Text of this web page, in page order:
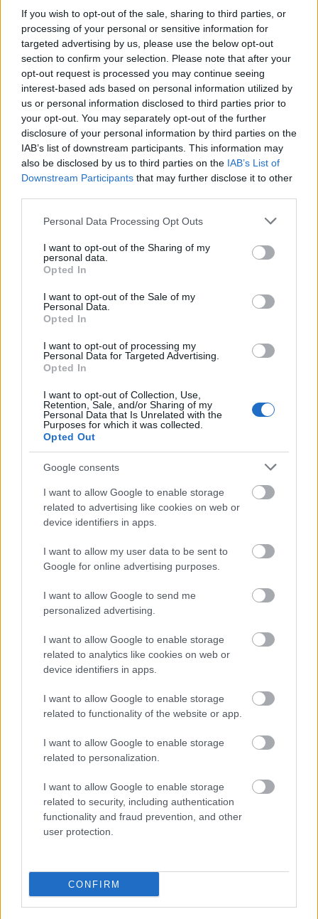
If you wish to opt-out of the sale, sharing to third parties, or
processing of your personal or sensitive information for
targeted advertising by us, please use the below opt-out
section to confirm your selection. Please note that after your
opt-out request is processed you may continue seeing
interest-based ads based on personal information utilized by
us or personal information disclosed to third parties prior to
your opt-out. You may separately opt-out of the further
disclosure of your personal information by third parties on the
IAB’s list of downstream participants. This information may
also be disclosed by us to third parties on the IAB’s List of
Downstream Participants that may further disclose it to other
Please note that this website/app uses one or more Google
not limited to your visit or usage behaviour. You may click to
grant or deny consent to Google and its third-party tags to
use your data for below specified purposes in below Google
consent section.
Personal Data Processing Opt Outs
I want to opt-out of the Sharing of my
personal data.
Opted In
I want to opt-out of the Sale of my
Personal Data.
Opted In
I want to opt-out of processing my
Personal Data for Targeted Advertising.
Opted In
I want to opt-out of Collection, Use,
Retention, Sale, and/or Sharing of my
Personal Data that Is Unrelated with the
Purposes for which it was collected.
Opted Out
Google consents
I want to allow Google to enable storage
related to advertising like cookies on web or
device identifiers in apps.
I want to allow my user data to be sent to
Google for online advertising purposes.
I want to allow Google to send me
personalized advertising.
I want to allow Google to enable storage
related to analytics like cookies on web or
device identifiers in apps.
I want to allow Google to enable storage
related to functionality of the website or app.
I want to allow Google to enable storage
related to personalization.
I want to allow Google to enable storage
related to security, including authentication
functionality and fraud prevention, and other
user protection.
CONFIRM
képességük, az úgynevezett negatív törés (refrakció),
ami nagyjából azt jelenti, hogy az adott anyag a
természetessel ellentétes irányban, hátrafelé hajlít
meg egy hullámot. Pontos mértani mintázatok
szerint elrendezve, energiahullámokat hajlít meg, és
a láthatatlanság illúzióját kelti.
A fénytörés évek óta gyakorlat, a jelenlegi
technikáknak viszont van egy komoly problémájuk: a
fény nagyon kicsi része elkerülhetetlenül
visszaverődik, így az adott tárgy nem lesz teljesen
láthatatlan. A metaanyagok egyik legfőbb baja,
hogy energiaveszteséget generálnak, és a rajtuk
Xin és munkatársai ezt a problémakört igyekeznek
kezelni, és – mikro/nanogyártó technológiával
tervezett félvezető eszköz formájában – találtak is rá
sőt, az anyagon áthaladó mikrohullámok
„megerősödnek”, és több energia
Ha a technológia beválik, és valamikor termék lesz
belőle, első alkalmazásaira az orvostudományban,
magától értetődő bűnüldözés és hadászat mellett.
Címkék: sci-fi alkalmazások nyomtatóanyagok
Ajánlott bejegyzések: